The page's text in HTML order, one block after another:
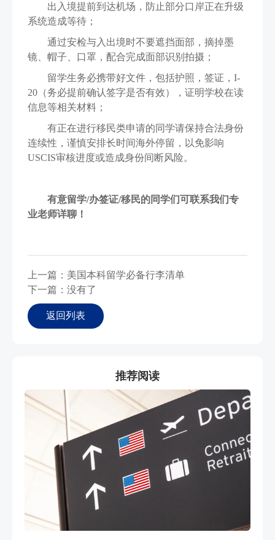
出入境提前到达机场，防止部分口岸正在升级
系统造成等待；
通过安检与入出境时不要遮挡面部，摘掉墨
镜、帽子、口罩，配合完成面部识别拍摄；
留学生务必携带好文件，包括护照，签证，I-
20（务必提前确认签字是否有效），证明学校在读
信息等相关材料；
有正在进行移民类申请的同学请保持合法身份
连续性，谨慎安排长时间海外停留，以免影响
USCIS审核进度或造成身份间断风险。
有意留学/办签证/移民的同学们可联系我们专
业老师详聊！
上一篇：美国本科留学必备行李清单
下一篇：没有了
返回列表
推荐阅读